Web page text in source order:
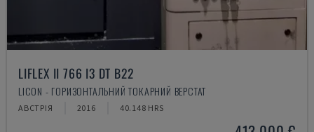
LIFLEX II 766 I3 DT B22
LICON - ГОРИЗОНТАЛЬНИЙ ТОКАРНИЙ ВЕРСТАТ
АВСТРІЯ 2016 40.148 HRS